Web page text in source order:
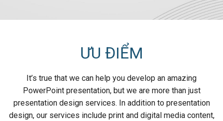
ƯU ĐIỂM
It’s true that we can help you develop an amazing
PowerPoint presentation, but we are more than just
presentation design services. In addition to presentation
design, our services include print and digital media content,